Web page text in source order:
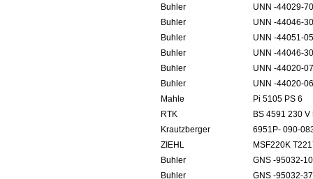
Buhler
UNN -44029-
Buhler
UNN -44046-
Buhler
UNN -44051-
Buhler
UNN -44046-
Buhler
UNN -44020-
Buhler
UNN -44020-
Mahle
Pi 5105 PS 6
RTK
BS 4591 230 V
Krautzberger
6951P- 090-
ZIEHL
MSF220K
Buhler
GNS -95032-
Buhler
GNS -95032-